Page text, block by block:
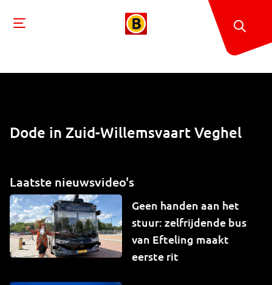
Dode in Zuid-Willemsvaart Veghel
Laatste nieuwsvideo's
Geen handen aan het
stuur: zelfrijdende bus
van Efteling maakt
eerste rit